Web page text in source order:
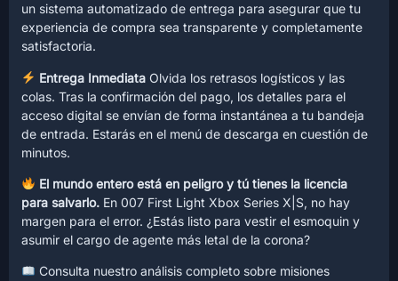
un sistema automatizado de entrega para asegurar que tu
experiencia de compra sea transparente y completamente
satisfactoria.
Entrega InmediataOlvida los retrasos logísticos y las
colas. Tras la confirmación del pago, los detalles para el
acceso digital se envían de forma instantánea a tu bandeja
de entrada. Estarás en el menú de descarga en cuestión de
minutos.
El mundo entero está en peligro y tú tienes la licencia
para salvarlo. En 007 First Light Xbox Series X|S, no hay
margen para el error. ¿Estás listo para vestir el esmoquin y
asumir el cargo de agente más letal de la corona?
Consulta nuestro análisis completo sobre misiones